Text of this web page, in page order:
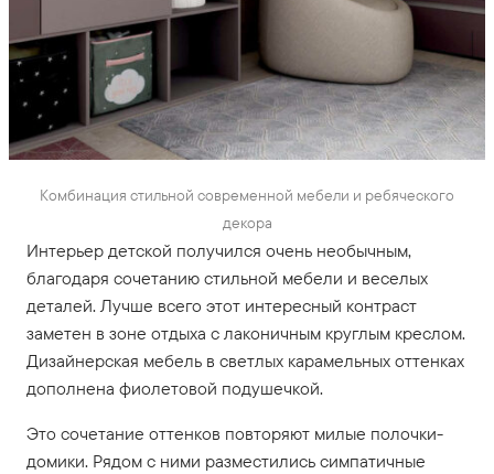
Комбинация стильной современной мебели и ребяческого
декора
Интерьер детской получился очень необычным,
благодаря сочетанию стильной мебели и веселых
деталей. Лучше всего этот интересный контраст
заметен в зоне отдыха с лаконичным круглым креслом.
Дизайнерская мебель в светлых карамельных оттенках
дополнена фиолетовой подушечкой.
Это сочетание оттенков повторяют милые полочки-
домики. Рядом с ними разместились симпатичные